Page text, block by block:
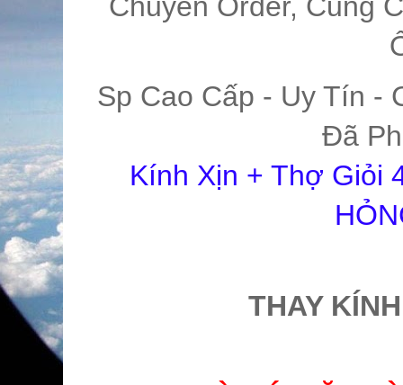
Sp Cao Cấp - Uy Tín -
Đã
Kính Xịn + Thợ Giỏi
THAY